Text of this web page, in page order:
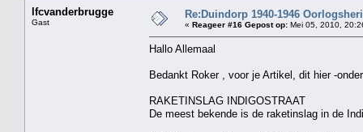
lfcvanderbrugge
Gast
Re:Duindorp 1940-1946
« Reageer #16 Gepost op: Mei 05, 2010,
Hallo Allemaal
Bedankt Roker , voor je Artikel, dit hier -
RAKETINSLAG INDIGOSTRAAT
De meest bekende is de raketinslag in de